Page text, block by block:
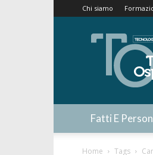
Chi siamo
Tecnica
Ospedaliera
Fatti E
Home Tags